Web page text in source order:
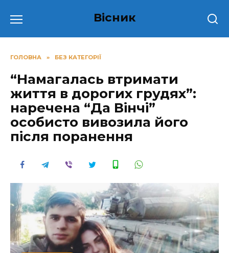
до
Вісник
ГОЛОВНА » БЕЗ КАТЕГОРІЇ
“Намагалась втримати
життя в дорогих грудях”:
наречена “Да Вінчі”
особисто вивозила його
після пopaнення